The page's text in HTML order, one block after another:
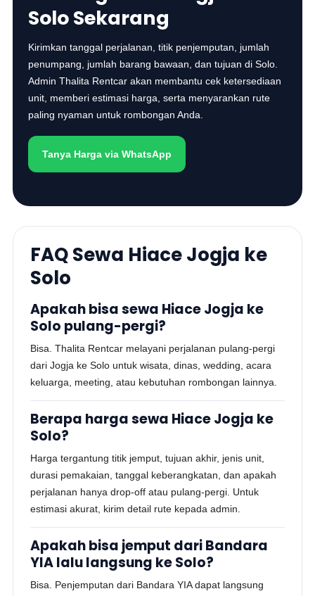
Solo Sekarang
Kirimkan tanggal perjalanan, titik penjemputan, jumlah
penumpang, jumlah barang bawaan, dan tujuan di Solo.
Admin Thalita Rentcar akan membantu cek ketersediaan
unit, memberi estimasi harga, serta menyarankan rute
paling nyaman untuk rombongan Anda.
Tanya Harga via WhatsApp
FAQ Sewa Hiace Jogja ke
Solo
Apakah bisa sewa Hiace Jogja ke
Solo pulang-pergi?
Bisa. Thalita Rentcar melayani perjalanan pulang-pergi
dari Jogja ke Solo untuk wisata, dinas, wedding, acara
keluarga, meeting, atau kebutuhan rombongan lainnya.
Berapa harga sewa Hiace Jogja ke
Solo?
Harga tergantung titik jemput, tujuan akhir, jenis unit,
durasi pemakaian, tanggal keberangkatan, dan apakah
perjalanan hanya drop-off atau pulang-pergi. Untuk
estimasi akurat, kirim detail rute kepada admin.
Apakah bisa jemput dari Bandara
YIA lalu langsung ke Solo?
Bisa. Penjemputan dari Bandara YIA dapat langsung